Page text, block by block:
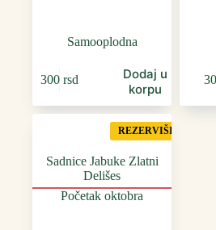
Samooplodna
300 rsd
Dodaj u
korpu
REZERVIŠI
Sadnice Jabuke Zlatni
Delišes
Početak oktobra